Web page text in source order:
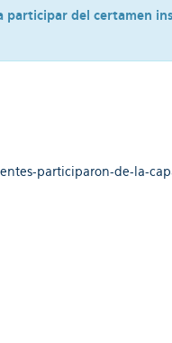
participar del certamen
participaron-de-la-